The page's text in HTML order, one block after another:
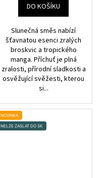
DO KOŠÍKU
Slunečná směs nabízí
šťavnatou esenci zralých
broskvic a tropického
manga. Příchuť je plná
zralosti, přírodní sladkosti a
osvěžující svěžesti, kterou
si...
NOVINKA
NELZE ZASLAT DO SK